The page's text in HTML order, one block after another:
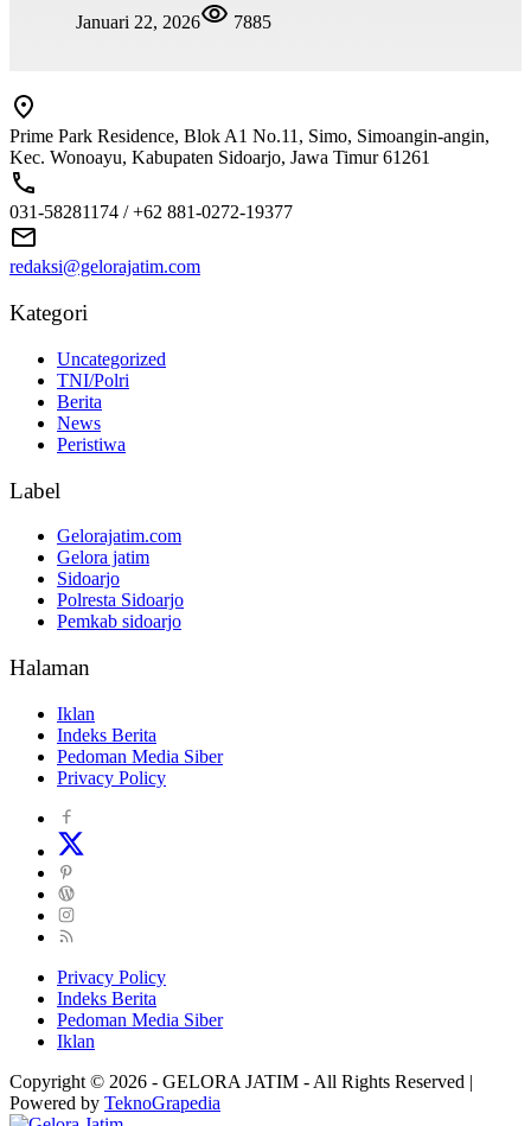
Januari 22, 2026
7885
Prime Park Residence, Blok A1 No.11, Simo, Simoangin-angin,
Kec. Wonoayu, Kabupaten Sidoarjo, Jawa Timur 61261
031-58281174 / +62 881-0272-19377
redaksi@gelorajatim.com
Kategori
Uncategorized
TNI/Polri
Berita
News
Peristiwa
Label
Gelorajatim.com
Gelora jatim
Sidoarjo
Polresta Sidoarjo
Pemkab sidoarjo
Halaman
Iklan
Indeks Berita
Pedoman Media Siber
Privacy Policy
Privacy Policy
Indeks Berita
Pedoman Media Siber
Iklan
Copyright © 2026 - GELORA JATIM - All Rights Reserved |
Powered by TeknoGrapedia